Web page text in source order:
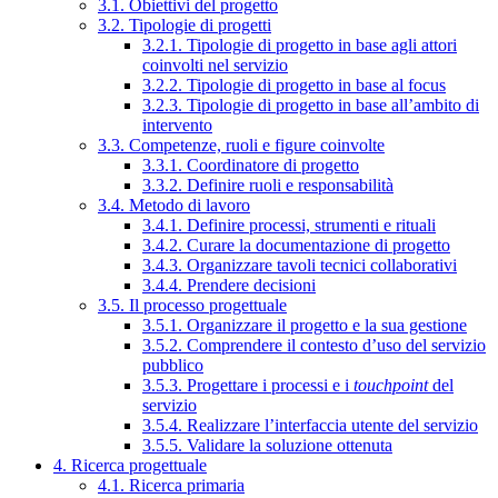
3.1. Obiettivi del progetto
3.2. Tipologie di progetti
3.2.1. Tipologie di progetto in base agli attori
coinvolti nel servizio
3.2.2. Tipologie di progetto in base al focus
3.2.3. Tipologie di progetto in base all’ambito di
intervento
3.3. Competenze, ruoli e figure coinvolte
3.3.1. Coordinatore di progetto
3.3.2. Definire ruoli e responsabilità
3.4. Metodo di lavoro
3.4.1. Definire processi, strumenti e rituali
3.4.2. Curare la documentazione di progetto
3.4.3. Organizzare tavoli tecnici collaborativi
3.4.4. Prendere decisioni
3.5. Il processo progettuale
3.5.1. Organizzare il progetto e la sua gestione
3.5.2. Comprendere il contesto d’uso del servizio
pubblico
3.5.3. Progettare i processi e i touchpointdel
servizio
3.5.4. Realizzare l’interfaccia utente del servizio
3.5.5. Validare la soluzione ottenuta
4. Ricerca progettuale
4.1. Ricerca primaria